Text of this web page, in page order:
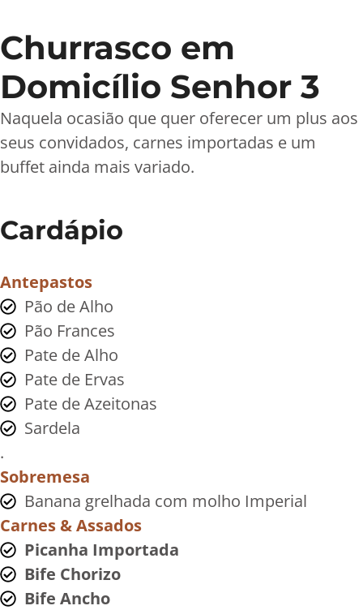
Churrasco em
Domicílio Senhor 3
Naquela ocasião que quer oferecer um plus aos
seus convidados, carnes importadas e um
buffet ainda mais variado.
Cardápio
Antepastos
Pão de Alho
Pão Frances
Pate de Alho
Pate de Ervas
Pate de Azeitonas
Sardela
.
Sobremesa
Banana grelhada com molho Imperial
Carnes & Assados
Picanha Importada
Bife Chorizo
Bife Ancho